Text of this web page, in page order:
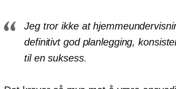
Jeg tror ikke at
definitivt god planlegging,
til en suksess.